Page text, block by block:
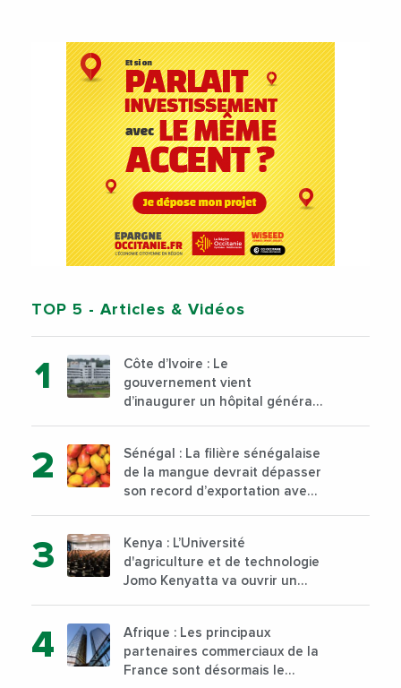
TOP 5 - Articles & Vidéos
Côte d’Ivoire : Le
gouvernement vient
d’inaugurer un hôpital général
Sénégal : La filière sénégalaise
de la mangue devrait dépasser
son record d’exportation avec
Kenya : L’Université
d'agriculture et de technologie
Jomo Kenyatta va ouvrir un
sur son campus de Karen à
Nairobi dès janvier 2023
Afrique : Les principaux
partenaires commerciaux de la
France sont désormais le